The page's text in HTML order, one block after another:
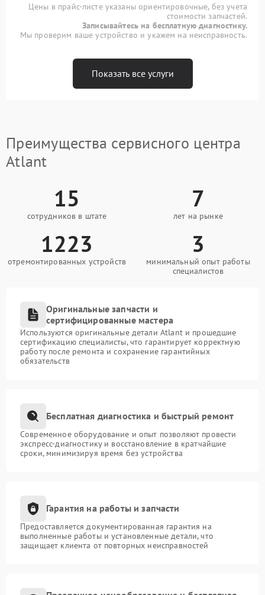
Цены в прайс-листе указаны ориентировочные, без учета
стоимости запчастей.
Записывайтесь на бесплатную диагностику.
Мы проверим ваше устройство и укажем на неисправность.
Показать все услуги
Преимущества сервисного центра
Atlant
15
сотрудников в штате
7
лет на рынке
1223
отремонтированных устройств
3
минимальный опыт работы
специалистов
Оригинальные запчасти и
сертифицированные мастера
Используются оригинальные детали Atlant и прошедшие
сертификацию специалисты, что гарантирует корректную
работу после ремонта и сохранение гарантийных
обязательств
Бесплатная диагностика и быстрый ремонт
Современное оборудование и опыт позволяют провести
экспресс-диагностику и восстановление в кратчайшие
сроки, минимизируя время без устройства
Гарантия на работы и запчасти
Предоставляется документированная гарантия на
выполненные работы и установленные детали, что
защищает клиента от повторных неисправностей